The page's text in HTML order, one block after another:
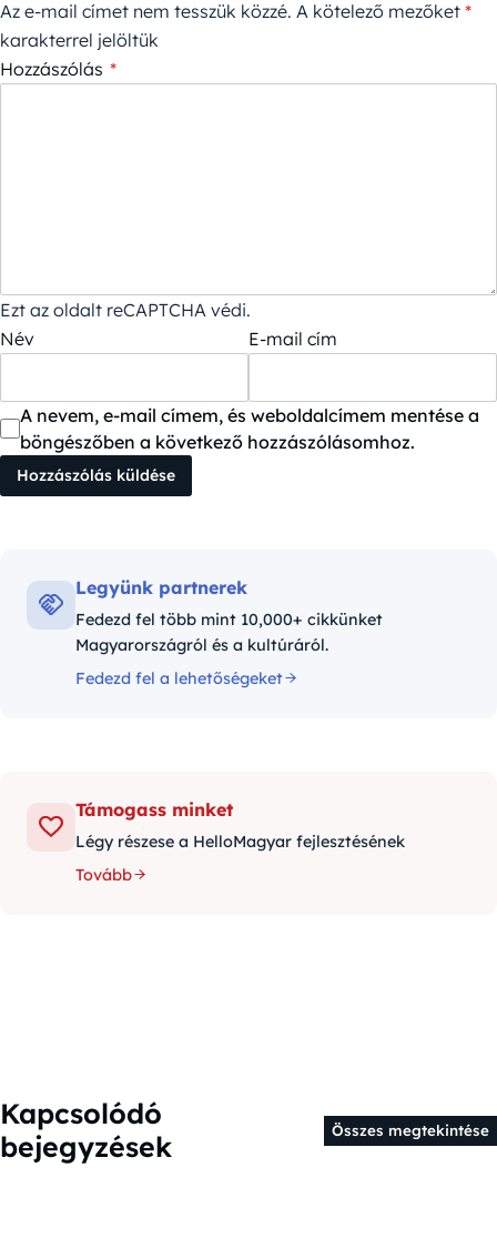
Az e-mail címet nem tesszük közzé. A kötelező mezőket *
karakterrel jelöltük
Hozzászólás *
Ezt az oldalt reCAPTCHA védi.
Név
E-mail cím
A nevem, e-mail címem, és weboldalcímem mentése a
böngészőben a következő hozzászólásomhoz.
Legyünk partnerek
Fedezd fel több mint 10,000+ cikkünket
Magyarországról és a kultúráról.
Fedezd fel a lehetőségeket
Támogass minket
Légy részese a HelloMagyar fejlesztésének
Tovább
Kapcsolódó
bejegyzések
Összes megtekintése